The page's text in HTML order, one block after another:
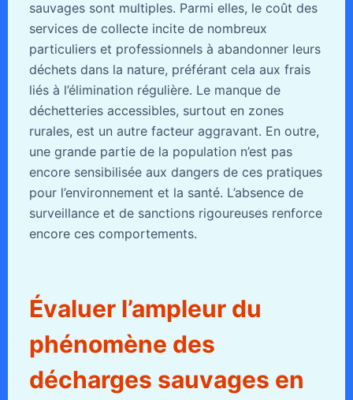
sauvages sont multiples. Parmi elles, le coût des
services de collecte incite de nombreux
particuliers et professionnels à abandonner leurs
déchets dans la nature, préférant cela aux frais
liés à l’élimination régulière. Le manque de
déchetteries accessibles, surtout en zones
rurales, est un autre facteur aggravant. En outre,
une grande partie de la population n’est pas
encore sensibilisée aux dangers de ces pratiques
pour l’environnement et la santé. L’absence de
surveillance et de sanctions rigoureuses renforce
encore ces comportements.
Évaluer l’ampleur du
phénomène des
décharges sauvages en